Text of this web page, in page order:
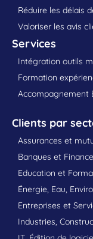
Réduire les délais
Valoriser les avis
Services
Intégration outils
Formation
Accompagnement
Clients par
Assurances et
Banques et Finance
Education et
Énergie, Eau,
Entreprises et
Industries,